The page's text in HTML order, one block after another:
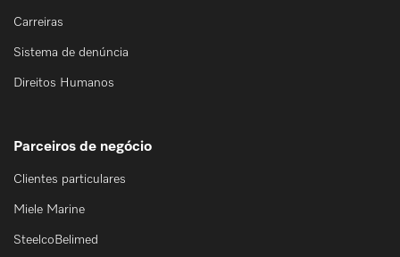
Carreiras
Sistema de denúncia
Direitos Humanos
Parceiros de negócio
Clientes particulares
Miele Marine
SteelcoBelimed